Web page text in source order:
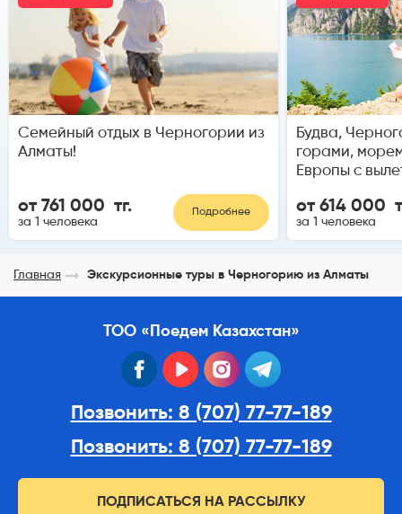
Семейный отдых в Черногории из
Алматы!
от 761 000 тг.
за 1 человека
Подробнее
Будва,
горами,
Европы с
от 614 000
за 1 человека
Главная Экскурсионные туры в Черногорию из Алматы
ТОО «Поедем Казахстан»
facebook youtube instagram
Позвонить: 8 (707) 77-77-189
Позвонить: 8 (707) 77-77-189
ПОДПИСАТЬСЯ НА РАССЫЛКУ